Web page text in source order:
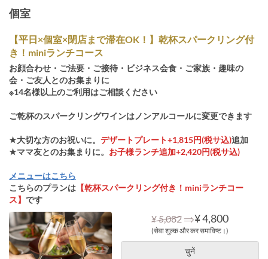
個室
【平日×個室×閉店まで滞在OK！】乾杯スパークリング付
き！miniランチコース
お顔合わせ・ご法要・ご接待・ビジネス会食・ご家族・趣味の
会・ご友人とのお集まりに
※14名様以上のご利用はご相談ください
ご乾杯のスパークリングワインはノンアルコールに変更できます
★大切な方のお祝いに。 デザートプレート+1,815円(税サ込)追加
★ママ友とのお集まりに。 お子様ランチ追加+2,420円(税サ込)
メニューはこちら
こちらのプランは 【乾杯スパークリング付き！miniランチコー
ス】 です
¥ 5,082 ⇒¥ 4,800
(सेवा शुल्क और कर समाविष्ट।)
चुनें